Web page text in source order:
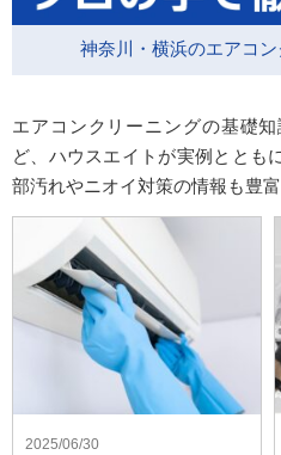
神奈川・横浜のエアコ
エアコンクリーニングの基礎
ど、ハウスエイトが実例ととも
部汚れやニオイ対策の情報も豊富
2025/06/30